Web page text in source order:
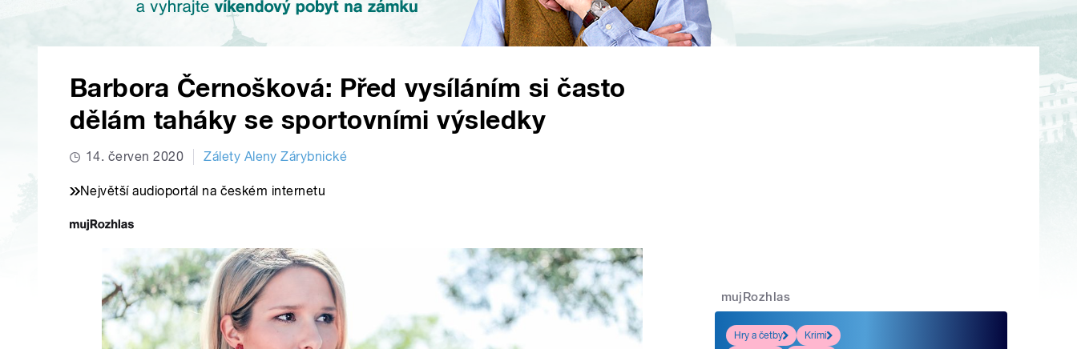
Barbora Černošková: Před vysíláním si často
dělám taháky se sportovními výsledky
14. červen 2020 Zálety Aleny Zárybnické
Největší audioportál na českém internetu
mujRozhlas
Hry a četby
Krimi